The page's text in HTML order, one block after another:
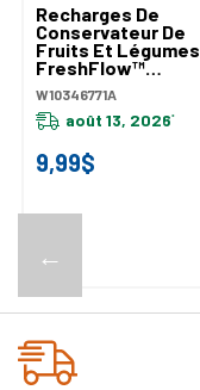
←
Recharges De
Conservateur De
Fruits Et Légumes
FreshFlow™
W10346771A
août 13, 2026*
9,99$